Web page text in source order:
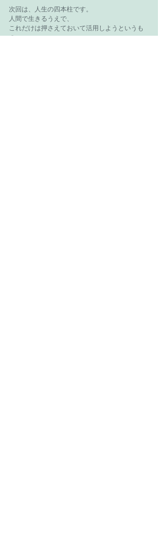
次回は、人生の四本柱です。
人間で生きるうえで、
これだけは押さえておいて活用しようというも
の。